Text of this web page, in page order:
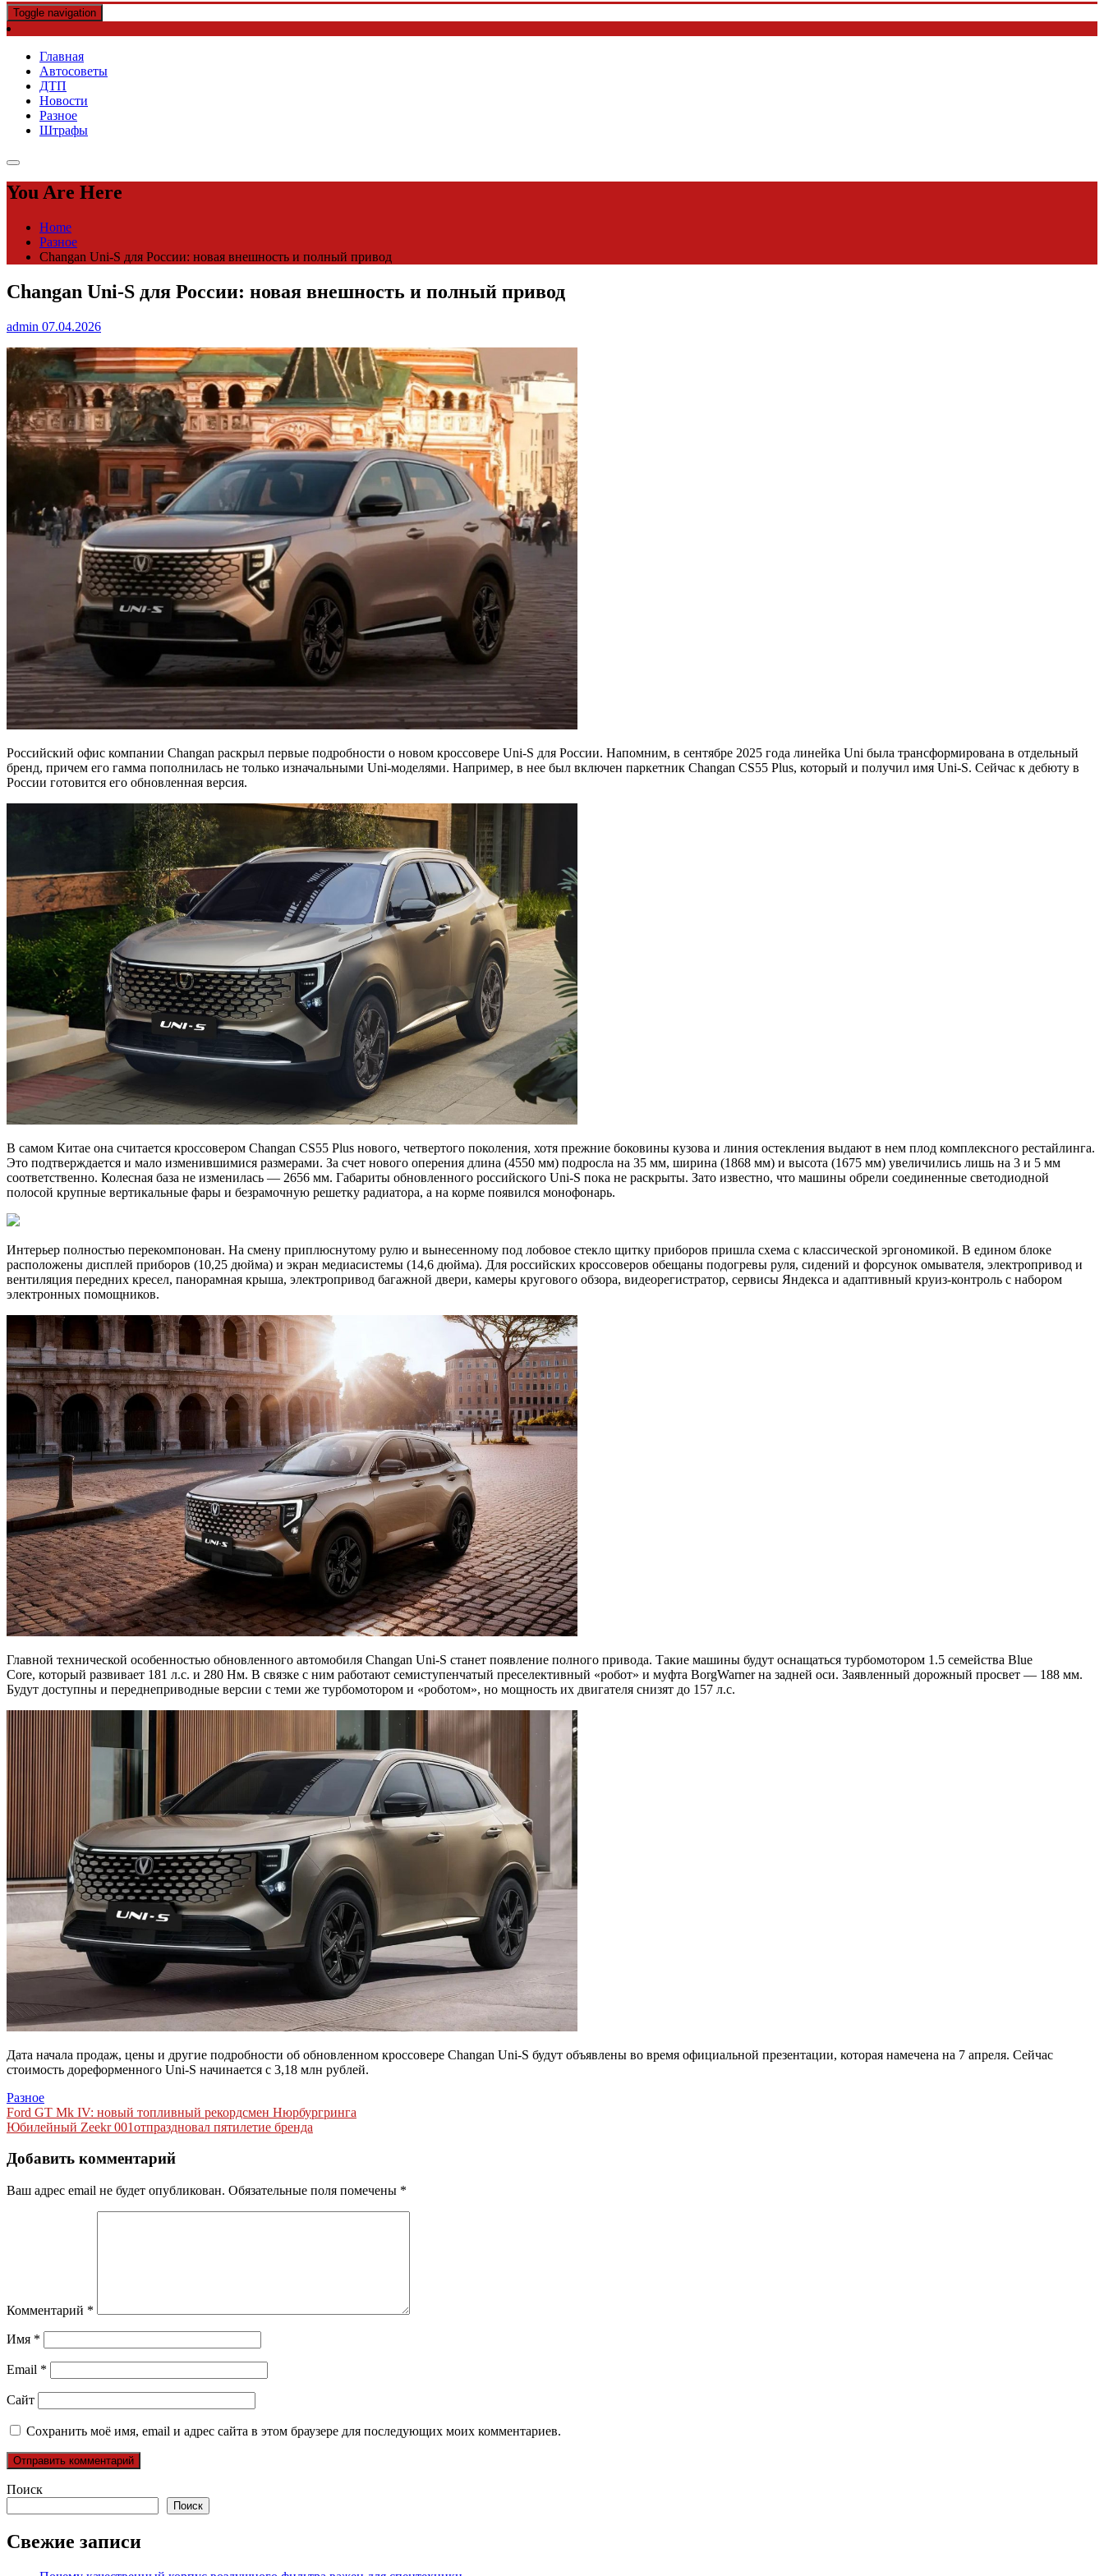
Toggle navigation
Главная
Автосоветы
ДТП
Новости
Разное
Штрафы
You Are Here
Home
Разное
Changan Uni-S для России: новая внешность и полный привод
Changan Uni-S для России: новая внешность и полный привод
admin 07.04.2026
Российский офис компании Changan раскрыл первые подробности о новом кроссовере Uni-S для России. Напомним, в сентябре 2025 года линейка Uni была трансформирована в отдельный
бренд, причем его гамма пополнилась не только изначальными Uni-моделями. Например, в нее был включен паркетник Changan CS55 Plus, который и получил имя Uni-S. Сейчас к дебюту в
России готовится его обновленная версия.
В самом Китае она считается кроссовером Changan CS55 Plus нового, четвертого поколения, хотя прежние боковины кузова и линия остекления выдают в нем плод комплексного рестайлинга.
Это подтверждается и мало изменившимися размерами. За счет нового оперения длина (4550 мм) подросла на 35 мм, ширина (1868 мм) и высота (1675 мм) увеличились лишь на 3 и 5 мм
соответственно. Колесная база не изменилась — 2656 мм. Габариты обновленного российского Uni-S пока не раскрыты. Зато известно, что машины обрели соединенные светодиодной
полосой крупные вертикальные фары и безрамочную решетку радиатора, а на корме появился монофонарь.
Интерьер полностью перекомпонован. На смену приплюснутому рулю и вынесенному под лобовое стекло щитку приборов пришла схема с классической эргономикой. В едином блоке
расположены дисплей приборов (10,25 дюйма) и экран медиасистемы (14,6 дюйма). Для российских кроссоверов обещаны подогревы руля, сидений и форсунок омывателя, электропривод и
вентиляция передних кресел, панорамная крыша, электропривод багажной двери, камеры кругового обзора, видеорегистратор, сервисы Яндекса и адаптивный круиз-контроль с набором
электронных помощников.
Главной технической особенностью обновленного автомобиля Changan Uni-S станет появление полного привода. Такие машины будут оснащаться турбомотором 1.5 семейства Blue
Core, который развивает 181 л.с. и 280 Нм. В связке с ним работают семиступенчатый преселективный «робот» и муфта BorgWarner на задней оси. Заявленный дорожный просвет — 188 мм.
Будут доступны и переднеприводные версии с теми же турбомотором и «роботом», но мощность их двигателя снизят до 157 л.с.
Дата начала продаж, цены и другие подробности об обновленном кроссовере Changan Uni-S будут объявлены во время официальной презентации, которая намечена на 7 апреля. Сейчас
стоимость дореформенного Uni-S начинается с 3,18 млн рублей.
Разное
Навигация
по
записям
Ford GT Mk IV: новый топливный рекордсмен Нюрбургринга
Юбилейный Zeekr 001отпраздновал пятилетие бренда
Добавить комментарий
Ваш адрес email не будет опубликован. Обязательные поля помечены *
Комментарий *
Имя *
Email *
Сайт
Сохранить моё имя, email и адрес сайта в этом браузере для последующих моих комментариев.
Поиск
Поиск
Свежие записи